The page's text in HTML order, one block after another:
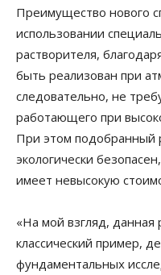
Преимущество нового
использовании
растворителя,
быть реализован при
следовательно, не
работающего при
При этом подобранный
экологически
имеет невысокую
«На мой взгляд, данная
классический пример,
фундаментальных